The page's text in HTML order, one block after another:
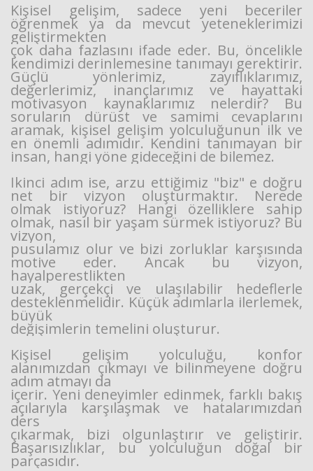
Kişisel gelişim, sadece yeni beceriler
öğrenmek ya da mevcut yeteneklerimizi
geliştirmekten
çok daha fazlasını ifade eder. Bu, öncelikle
kendimizi derinlemesine tanımayı gerektirir.
Güçlü yönlerimiz, zayıflıklarımız,
değerlerimiz, inançlarımız ve hayattaki
motivasyon kaynaklarımız nelerdir? Bu
soruların dürüst ve samimi cevaplarını
aramak, kişisel gelişim yolculuğunun ilk ve
en önemli adımıdır. Kendini tanımayan bir
insan, hangi yöne gideceğini de bilemez.
İkinci adım ise, arzu ettiğimiz "biz" e doğru
net bir vizyon oluşturmaktır. Nerede
olmak istiyoruz? Hangi özelliklere sahip
olmak, nasıl bir yaşam sürmek istiyoruz? Bu
vizyon,
pusulamız olur ve bizi zorluklar karşısında
motive eder. Ancak bu vizyon,
hayalperestlikten
uzak, gerçekçi ve ulaşılabilir hedeflerle
desteklenmelidir. Küçük adımlarla ilerlemek,
büyük
değişimlerin temelini oluşturur.
Kişisel gelişim yolculuğu, konfor
alanımızdan çıkmayı ve bilinmeyene doğru
adım atmayı da
içerir. Yeni deneyimler edinmek, farklı bakış
açılarıyla karşılaşmak ve hatalarımızdan
ders
çıkarmak, bizi olgunlaştırır ve geliştirir.
Başarısızlıklar, bu yolculuğun doğal bir
parçasıdır.
Haberin Doğru Adresi.